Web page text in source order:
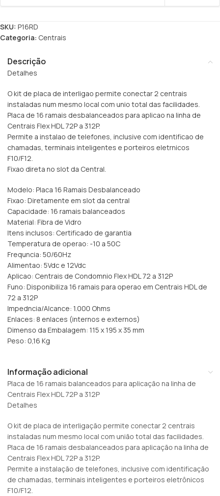
SKU: P16RD
Categoria: Centrais
Descrição
Detalhes
O kit de placa de interligao permite conectar 2 centrais
instaladas num mesmo local com unio total das facilidades.
Placa de 16 ramais desbalanceados para aplicao na linha de
Centrais Flex HDL 72P a 312P.
Permite a instalao de telefones, inclusive com identificao de
chamadas, terminais inteligentes e porteiros eletrnicos
F10/F12.
Fixao direta no slot da Central.
Modelo: Placa 16 Ramais Desbalanceado
Fixao: Diretamente em slot da central
Capacidade: 16 ramais balanceados
Material: Fibra de Vidro
Itens inclusos: Certificado de garantia
Temperatura de operao: -10 a 50C
Frequncia: 50/60Hz
Alimentao: 5Vdc e 12Vdc
Aplicao: Centrais de Condomnio Flex HDL 72 a 312P
Funo: Disponibiliza 16 ramais para operao em Centrais HDL de
72 a 312P
Impedncia/Alcance: 1.000 Ohms
Enlaces: 8 enlaces (internos e externos)
Dimenso da Embalagem: 115 x 195 x 35 mm
Peso: 0,16 Kg
Informação adicional
Placa de 16 ramais balanceados para aplicação na linha de
Centrais Flex HDL 72P a 312P
Detalhes
O kit de placa de interligação permite conectar 2 centrais
instaladas num mesmo local com união total das facilidades.
Placa de 16 ramais desbalanceados para aplicação na linha de
Centrais Flex HDL 72P a 312P.
Permite a instalação de telefones, inclusive com identificação
de chamadas, terminais inteligentes e porteiros eletrônicos
F10/F12.